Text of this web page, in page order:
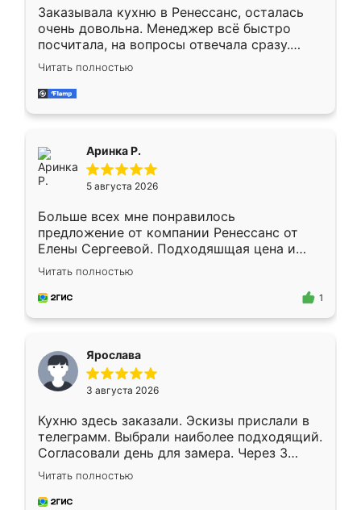
Заказывала кухню в Ренессанс, осталась
очень довольна. Менеджер всё быстро
посчитала, на вопросы отвечала сразу.
Замерщик приехал в субботу, подошёл к
делу со всей ответственностью. Собрали
за день, ребята работали аккуратно, даже
Читать полностью
Аринка Р.
5 августа 2026
Больше всех мне понравилось
предложение от компании Ренессанс от
Елены Сергеевой. Подходяшщая цена и
короткие сроки изготовления. Приехавший
для замера сотрудник Владислав
предложил по моему эскизу самый
Читать полностью
1
Ярослава
3 августа 2026
Кухню здесь заказали. Эскизы прислали в
телеграмм. Выбрали наиболее подходящий.
Согласовали день для замера. Через 3
недели кухня была уже готова. Остались
довольны работой. Спасибо Ренессанс
мебель за качественную работу!
Читать полностью